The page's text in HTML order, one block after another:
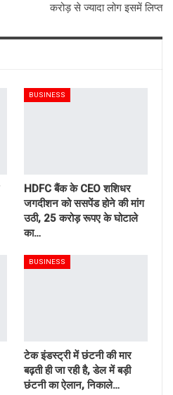
करोड़ से ज्यादा लोग इसमें लिप्त
BUSINESS
HDFC बैंक के CEO शशिधर
जगदीशन को ससपेंड होने की मांग
उठी, 25 करोड़ रूपए के घोटाले
का…
BUSINESS
टेक इंडस्ट्री में छंटनी की मार
बढ़ती ही जा रही है, डेल में बड़ी
छंटनी का ऐलान, निकाले…